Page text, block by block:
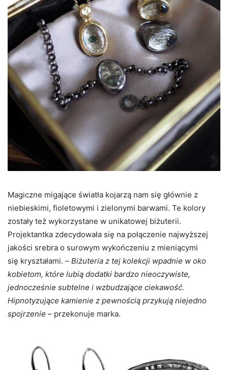
Magiczne migające światła kojarzą nam się głównie z
niebieskimi, fioletowymi i zielonymi barwami. Te kolory
zostały też wykorzystane w unikatowej biżuterii.
Projektantka zdecydowała się na połączenie najwyższej
jakości srebra o surowym wykończeniu z mieniącymi
się kryształami. – Biżuteria z tej kolekcji wpadnie w oko
kobietom, które lubią dodatki bardzo nieoczywiste,
jednocześnie subtelne i wzbudzające ciekawość.
Hipnotyzujące kamienie z pewnością przykują niejedno
spojrzenie – przekonuje marka.